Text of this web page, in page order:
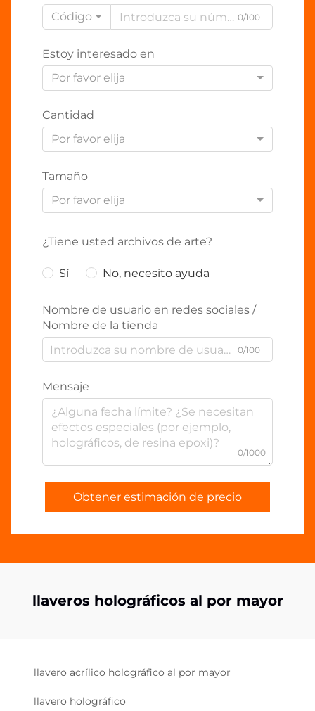
Código
0/100
Estoy interesado en
Por favor elija
Cantidad
Por favor elija
Tamaño
Por favor elija
¿Tiene usted archivos de arte?
Sí No, necesito ayuda
Nombre de usuario en redes sociales /
Nombre de la tienda
0/100
Mensaje
0/1000
Obtener estimación de precio
llaveros holográficos al por mayor
llavero acrílico holográfico al por mayor
llavero holográfico